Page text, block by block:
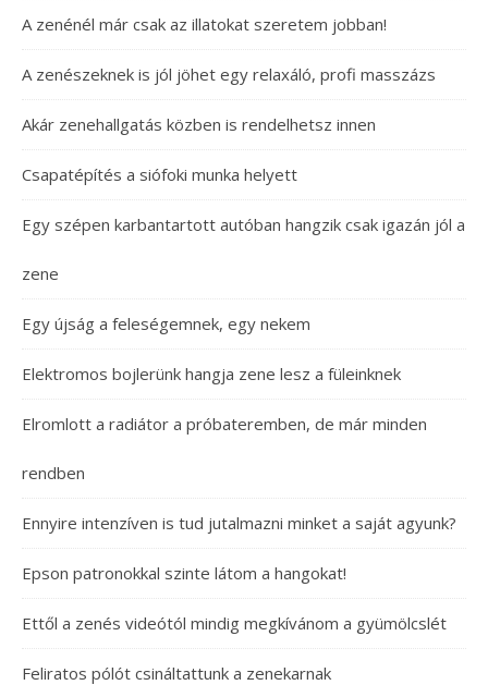
A zenénél már csak az illatokat szeretem jobban!
A zenészeknek is jól jöhet egy relaxáló, profi masszázs
Akár zenehallgatás közben is rendelhetsz innen
Csapatépítés a siófoki munka helyett
Egy szépen karbantartott autóban hangzik csak igazán jól a
zene
Egy újság a feleségemnek, egy nekem
Elektromos bojlerünk hangja zene lesz a füleinknek
Elromlott a radiátor a próbateremben, de már minden
rendben
Ennyire intenzíven is tud jutalmazni minket a saját agyunk?
Epson patronokkal szinte látom a hangokat!
Ettől a zenés videótól mindig megkívánom a gyümölcslét
Feliratos pólót csináltattunk a zenekarnak